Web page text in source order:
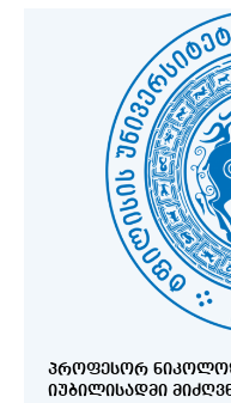
ᲞᲠᲝᲤᲔᲡᲝᲠ ᲜᲘᲙᲝᲚᲝᲖ
ᲘᲣᲑᲘᲚᲘᲡᲐᲓᲛᲘ ᲛᲘᲫᲦᲕᲜᲘᲚᲘ